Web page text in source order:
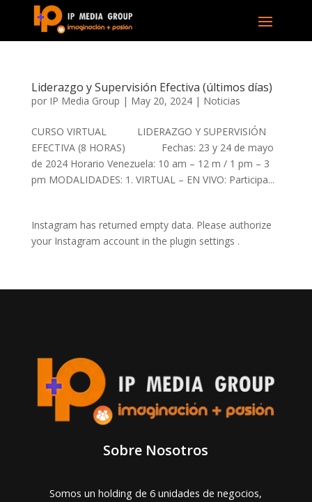
Liderazgo y Supervisión Efectiva (últimos días)
por IP Media Group | May 20, 2024| Noticias
CURSO VIRTUAL LIDERAZGO Y SUPERVISIÓN
EFECTIVA (8 HORAS) Fechas: 23 y 24 de mayo
de 2024 Horario Venezuela: 10 am – 12 m / 1 pm – 3
pm MODALIDADES: 1. VIRTUAL – EN VIVO: Participa...
Instagram has returned empty data. Please authorize
your Instagram account in the plugin settings .
Sobre Nosotros
Somos un holding de 6 unidades de negocios,